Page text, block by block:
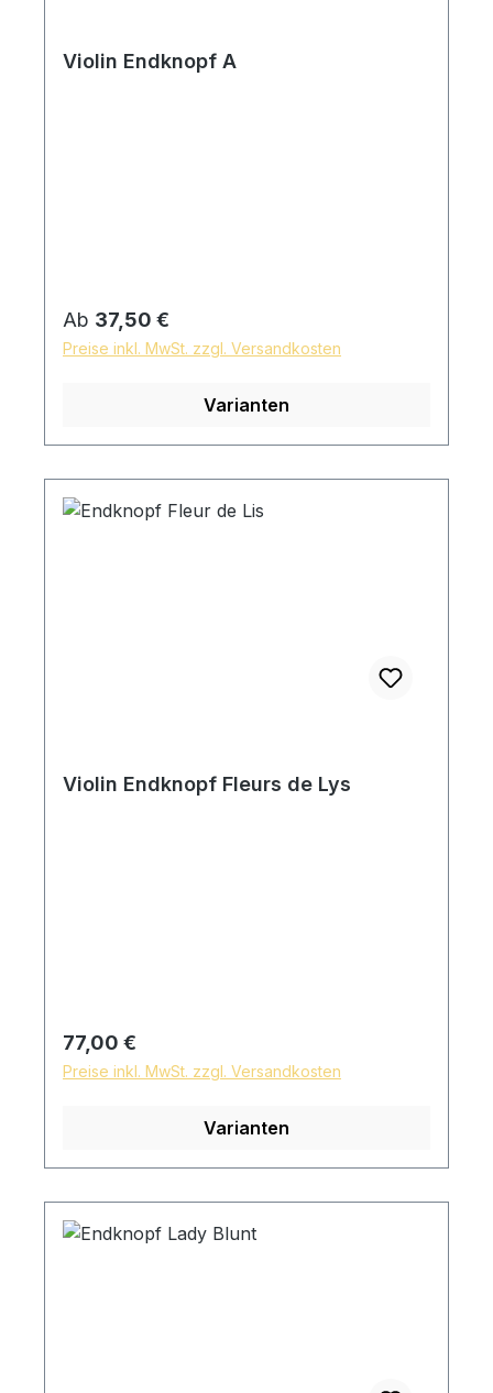
Violin Endknopf A
Regulärer Preis:
Ab 37,50 €
Preise inkl. MwSt. zzgl. Versandkosten
Varianten
Violin Endknopf Fleurs de Lys
Regulärer Preis:
77,00 €
Preise inkl. MwSt. zzgl. Versandkosten
Varianten